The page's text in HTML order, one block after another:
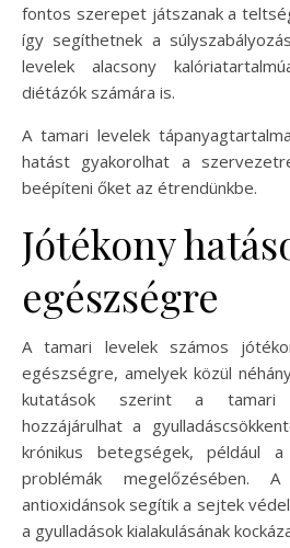
fontos szerepet játszanak a
így segíthetnek a
levelek alacsony
diétázók számára is.
A tamari levelek
hatást gyakorolhat a
beépíteni őket az étrendünkbe.
Jótékony
egészségre
A tamari levelek számos
egészségre, amelyek közül
kutatások szerint a tamari
hozzájárulhat a
krónikus betegségek, például
problémák megelőzésében.
antioxidánsok segítik a sejtek
a gyulladások kialakulásának